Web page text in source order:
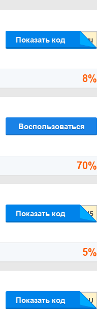
Показать код
8%
Воспользоваться
70%
Показать код
5%
Показать код